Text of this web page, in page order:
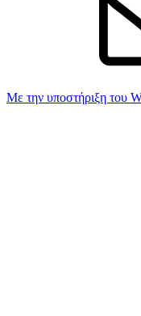
Με την υποστήριξη του